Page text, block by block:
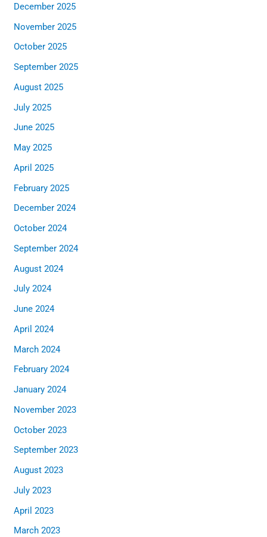
December 2025
November 2025
October 2025
September 2025
August 2025
July 2025
June 2025
May 2025
April 2025
February 2025
December 2024
October 2024
September 2024
August 2024
July 2024
June 2024
April 2024
March 2024
February 2024
January 2024
November 2023
October 2023
September 2023
August 2023
July 2023
April 2023
March 2023